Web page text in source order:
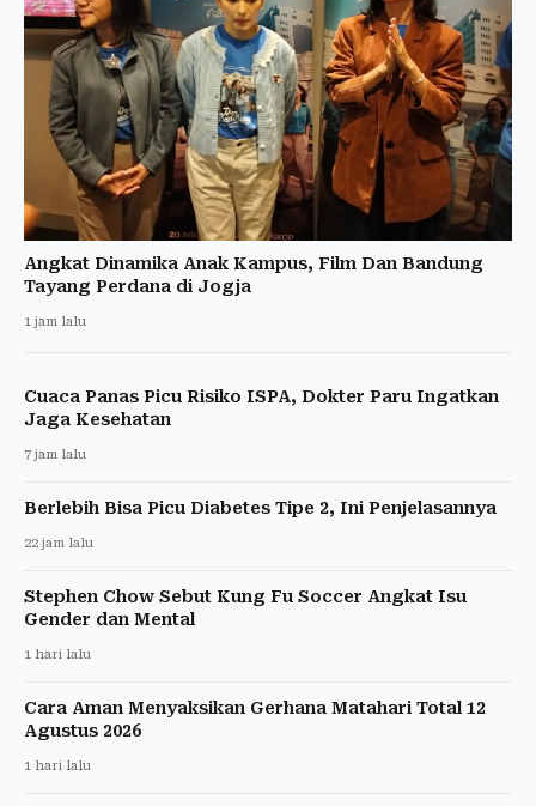
Angkat Dinamika Anak Kampus, Film Dan Bandung
Tayang Perdana di Jogja
1 jam lalu
Cuaca Panas Picu Risiko ISPA, Dokter Paru Ingatkan
Jaga Kesehatan
7 jam lalu
Berlebih Bisa Picu Diabetes Tipe 2, Ini Penjelasannya
22 jam lalu
Stephen Chow Sebut Kung Fu Soccer Angkat Isu
Gender dan Mental
1 hari lalu
Cara Aman Menyaksikan Gerhana Matahari Total 12
Agustus 2026
1 hari lalu